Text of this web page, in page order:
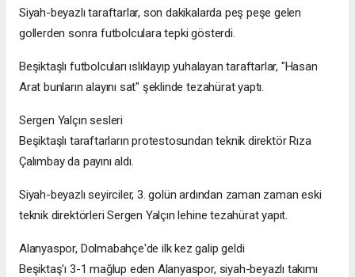
Siyah-beyazlı taraftarlar, son dakikalarda peş peşe gelen
gollerden sonra futbolculara tepki gösterdi.
Beşiktaşlı futbolcuları ıslıklayıp yuhalayan taraftarlar, "Hasan
Arat bunların alayını sat" şeklinde tezahürat yaptı.
Sergen Yalçın sesleri
Beşiktaşlı taraftarların protestosundan teknik direktör Rıza
Çalımbay da payını aldı.
Siyah-beyazlı seyirciler, 3. golün ardından zaman zaman eski
teknik direktörleri Sergen Yalçın lehine tezahürat yapıt.
Alanyaspor, Dolmabahçe'de ilk kez galip geldi
Beşiktaş'ı 3-1 mağlup eden Alanyaspor, siyah-beyazlı takımı